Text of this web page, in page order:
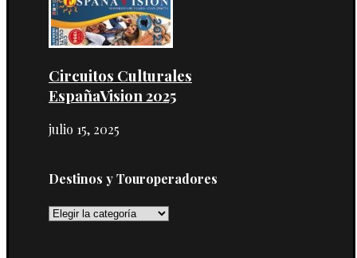
Circuitos Culturales
EspañaVision 2025
julio 15, 2025
Destinos y Touroperadores
Destinos